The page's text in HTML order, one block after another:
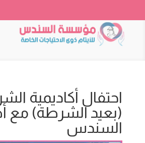
احتفال أكاديمية
(بعيد الشرطة) مع
السندس